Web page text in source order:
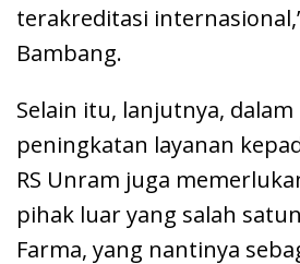
terakreditasi
Bambang.
Selain itu, lanjutnya, dalam
peningkatan layanan
RS Unram juga
pihak luar yang salah
Farma, yang nantinya